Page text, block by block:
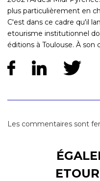
plus particulièrement en
C'est dans ce cadre qu'il
etourisme institutionnel
éditions à Toulouse. À son
Les commentaires sont